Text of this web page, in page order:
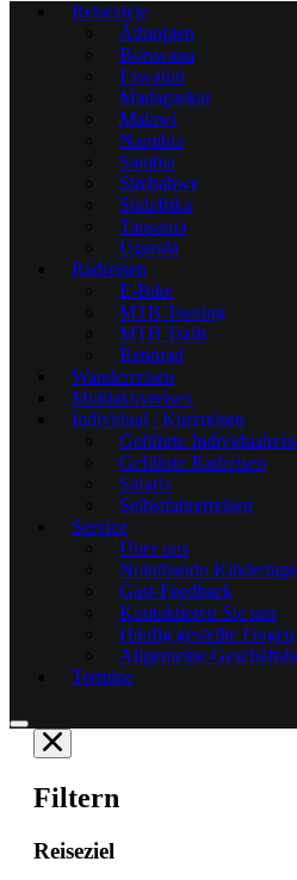
Reiseziele
Äthiopien
Botswana
Eswatini
Madagaskar
Malawi
Namibia
Sambia
Simbabwe
Südafrika
Tansania
Uganda
Radreisen
E-Bike
MTB Touring
MTB Trails
Rennrad
Wanderreisen
Multiaktivreisen
Individual / Kurzreisen
Geführte
Geführte Radreisen
Safaris
Selbstfahrerreisen
Service
Über uns
Noluthando
Gast-Feedback
Kontaktieren Sie uns
Häufig gestellte Fragen
Allgemeine
Termine
Filtern
Reiseziel